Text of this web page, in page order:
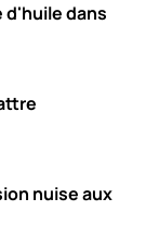
d'huile dans
nuise aux